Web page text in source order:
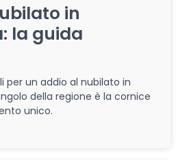
in
la guida
per un addio al nubilato in
della regione è la cornice
unico.